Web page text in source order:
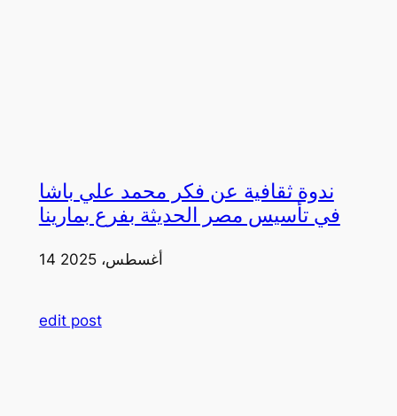
ندوة ثقافية عن فكر محمد علي باشا
في تأسيس مصر الحديثة بفرع بمارينا
14 أغسطس، 2025
edit post